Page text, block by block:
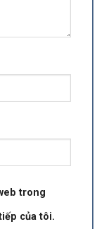
trong
của tôi.